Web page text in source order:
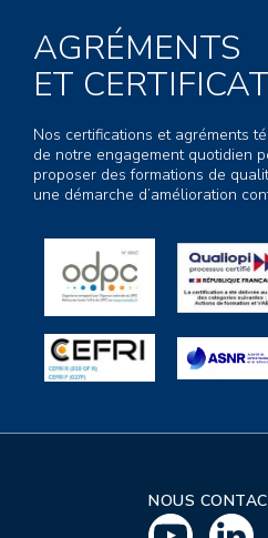
AGRÉMENTS
ET
Nos certifications et agréments
de notre engagement quotidien
proposer des formations de
une démarche d’amélioration
NOUS